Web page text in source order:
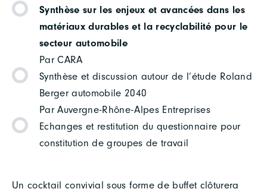
Synthèse sur les enjeux et avancées dans les
matériaux durables et la recyclabilité pour le
secteur automobile
Par CARA
Synthèse et discussion autour de l’étude Roland
Berger automobile 2040
Par Auvergne-Rhône-Alpes Entreprises
Echanges et restitution du questionnaire pour
constitution de groupes de travail
Un cocktail convivial sous forme de buffet clôturera